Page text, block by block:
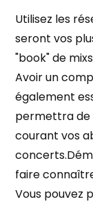
Utilisez les
seront vos
"book" de
Avoir un
également
permettra de
courant vos
faire
Vous pouvez